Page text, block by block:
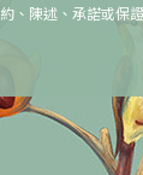
、陳述、承諾或保